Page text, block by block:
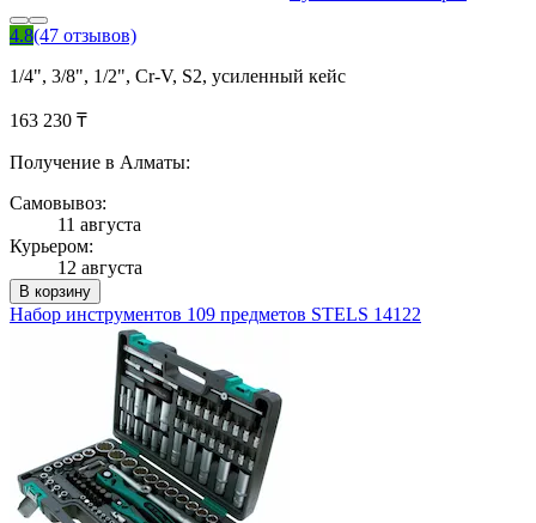
4.8(47 отзывов)
1/4", 3/8", 1/2", Cr-V, S2, усиленный кейс
163 230 ₸
Получение в Алматы:
Самовывоз:
11 августа
Курьером:
12 августа
В корзину
Набор инструментов 109 предметов STELS 14122